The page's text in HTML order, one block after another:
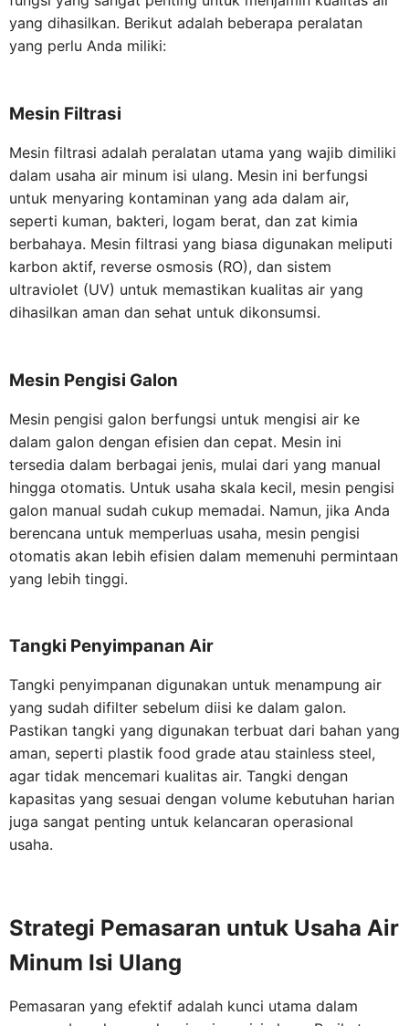
yang dihasilkan. Berikut adalah beberapa peralatan
yang perlu Anda miliki:
Mesin Filtrasi
Mesin filtrasi adalah peralatan utama yang wajib dimiliki
dalam usaha air minum isi ulang. Mesin ini berfungsi
untuk menyaring kontaminan yang ada dalam air,
seperti kuman, bakteri, logam berat, dan zat kimia
berbahaya. Mesin filtrasi yang biasa digunakan meliputi
karbon aktif, reverse osmosis (RO), dan sistem
ultraviolet (UV) untuk memastikan kualitas air yang
dihasilkan aman dan sehat untuk dikonsumsi.
Mesin Pengisi Galon
Mesin pengisi galon berfungsi untuk mengisi air ke
dalam galon dengan efisien dan cepat. Mesin ini
tersedia dalam berbagai jenis, mulai dari yang manual
hingga otomatis. Untuk usaha skala kecil, mesin pengisi
galon manual sudah cukup memadai. Namun, jika Anda
berencana untuk memperluas usaha, mesin pengisi
otomatis akan lebih efisien dalam memenuhi permintaan
yang lebih tinggi.
Tangki Penyimpanan Air
Tangki penyimpanan digunakan untuk menampung air
yang sudah difilter sebelum diisi ke dalam galon.
Pastikan tangki yang digunakan terbuat dari bahan yang
aman, seperti plastik food grade atau stainless steel,
agar tidak mencemari kualitas air. Tangki dengan
kapasitas yang sesuai dengan volume kebutuhan harian
juga sangat penting untuk kelancaran operasional
usaha.
Strategi Pemasaran untuk Usaha Air
Minum Isi Ulang
Pemasaran yang efektif adalah kunci utama dalam